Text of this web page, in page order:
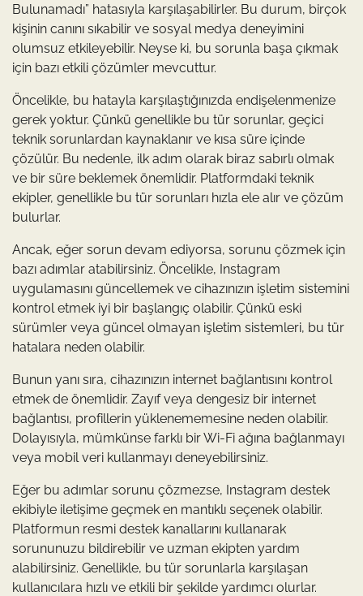
Bulunamadı” hatasıyla karşılaşabilirler. Bu durum, birçok
kişinin canını sıkabilir ve sosyal medya deneyimini
olumsuz etkileyebilir. Neyse ki, bu sorunla başa çıkmak
için bazı etkili çözümler mevcuttur.
Öncelikle, bu hatayla karşılaştığınızda endişelenmenize
gerek yoktur. Çünkü genellikle bu tür sorunlar, geçici
teknik sorunlardan kaynaklanır ve kısa süre içinde
çözülür. Bu nedenle, ilk adım olarak biraz sabırlı olmak
ve bir süre beklemek önemlidir. Platformdaki teknik
ekipler, genellikle bu tür sorunları hızla ele alır ve çözüm
bulurlar.
Ancak, eğer sorun devam ediyorsa, sorunu çözmek için
bazı adımlar atabilirsiniz. Öncelikle, Instagram
uygulamasını güncellemek ve cihazınızın işletim sistemini
kontrol etmek iyi bir başlangıç olabilir. Çünkü eski
sürümler veya güncel olmayan işletim sistemleri, bu tür
hatalara neden olabilir.
Bunun yanı sıra, cihazınızın internet bağlantısını kontrol
etmek de önemlidir. Zayıf veya dengesiz bir internet
bağlantısı, profillerin yüklenememesine neden olabilir.
Dolayısıyla, mümkünse farklı bir Wi-Fi ağına bağlanmayı
veya mobil veri kullanmayı deneyebilirsiniz.
Eğer bu adımlar sorunu çözmezse, Instagram destek
ekibiyle iletişime geçmek en mantıklı seçenek olabilir.
Platformun resmi destek kanallarını kullanarak
sorununuzu bildirebilir ve uzman ekipten yardım
alabilirsiniz. Genellikle, bu tür sorunlarla karşılaşan
kullanıcılara hızlı ve etkili bir şekilde yardımcı olurlar.